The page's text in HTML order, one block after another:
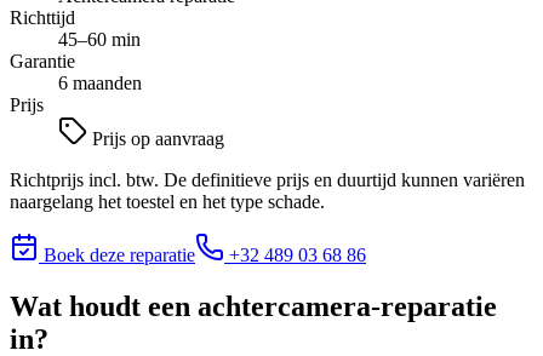
Richttijd
45–60 min
Garantie
6 maanden
Prijs
Prijs op aanvraag
Richtprijs incl. btw. De definitieve prijs en duurtijd kunnen variëren
naargelang het toestel en het type schade.
Boek deze reparatie +32 489 03 68 86
Wat houdt een achtercamera-reparatie
in?